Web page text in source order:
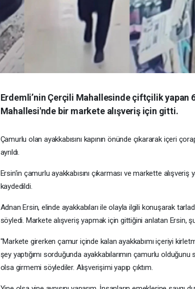
Erdemli’nin Çerçili Mahallesinde çiftçilik yapan
Mahallesi'nde bir markete alışveriş için gitti.
Çamurlu olan ayakkabısını kapının önünde çıkararak içeri
ayrıldı.
Ersin'in çamurlu ayakkabısını çıkarması ve markette
kaydedildi.
Adnan Ersin, elinde ayakkabıları ile olayla ilgili konuşarak
söyledi. Markete alışveriş yapmak için gittiğini anlatan Ersin,
"Markete girerken çamur içinde kalan ayakkabımı içeriyi
şey yaptığımı sorduğunda ayakkabılarımın çamurlu
olsa girmemi söylediler. Alışverişimi yapıp çıktım.